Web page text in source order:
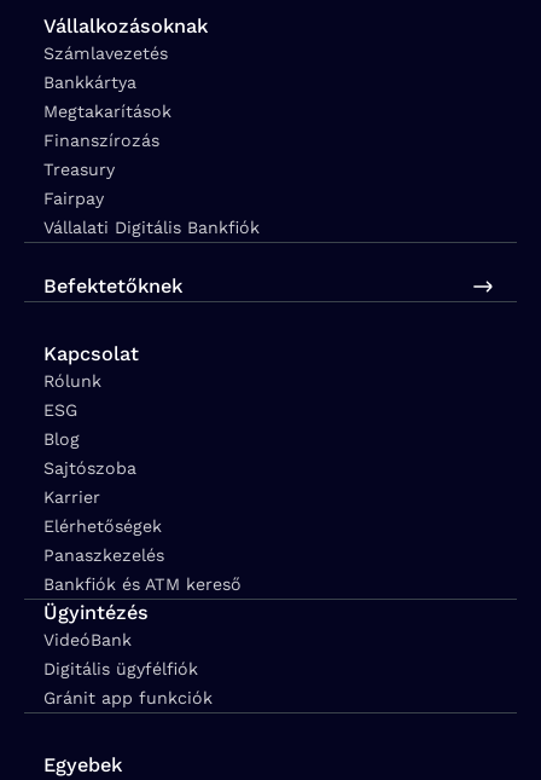
Vállalkozásoknak
Számlavezetés
Bankkártya
Megtakarítások
Finanszírozás
Treasury
Fairpay
Vállalati Digitális Bankfiók
Befektetőknek
Kapcsolat
Rólunk
ESG
Blog
Sajtószoba
Karrier
Elérhetőségek
Panaszkezelés
Bankfiók és ATM kereső
Ügyintézés
VideóBank
Digitális ügyfélfiók
Gránit app funkciók
Egyebek